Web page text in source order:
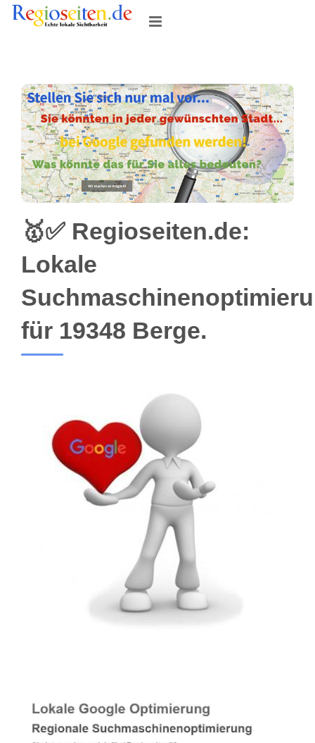
Skip
🥇✅ Regioseiten.de:
Lokale
für 19348 Berge.